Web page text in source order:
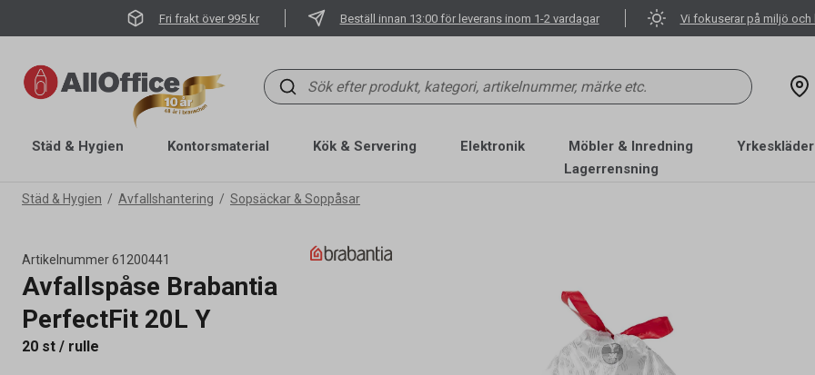
Fri frakt över 995 kr Beställ innan 13:00 för leverans inom 1-2 vardagar Vi fokuserar på miljö och
Städ & Hygien Kontorsmaterial Kök & Servering Elektronik Möbler & Inredning
Lagerrensning
Städ & Hygien Avfallshantering Sopsäckar & Soppåsar
Artikelnummer61200441
Avfallspåse Brabantia
PerfectFit 20L Y
20 st / rulle